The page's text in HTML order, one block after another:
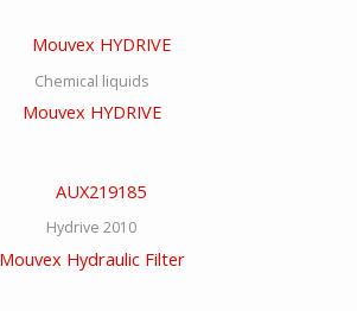
Chemical liquids
Mouvex HYDRIVE
Hydrive 2010
Mouvex Hydraulic Filter